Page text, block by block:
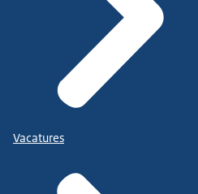
Vacatures